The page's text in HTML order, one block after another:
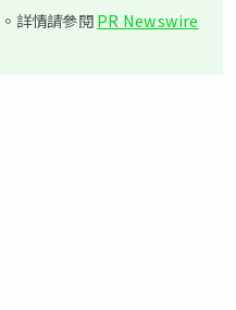
詳情請參閱PR Newswire